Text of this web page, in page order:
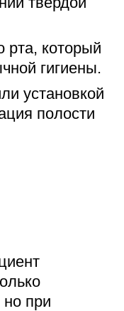
рта, который
гигиены.
установкой
полости
при